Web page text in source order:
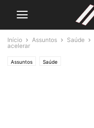
Início Assuntos Saúde
acelerar
Assuntos Saúde